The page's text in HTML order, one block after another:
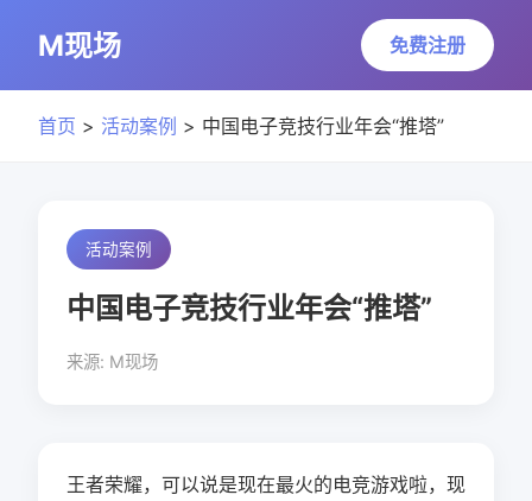
M现场 免费注册
首页 > 活动案例 > 中国电子竞技行业年会“推塔”
活动案例
中国电子竞技行业年会“推塔”
来源: M现场
王者荣耀，可以说是现在最火的电竞游戏啦，现